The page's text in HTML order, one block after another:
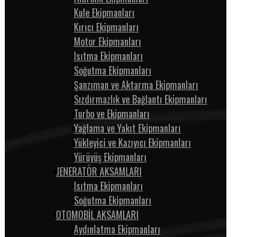
Kule Ekipmanları
Kırıcı Ekipmanları
Motor Ekipmanları
Isıtma Ekipmanları
Soğutma Ekipmanları
Şanzıman ve Aktarma Ekipmanları
Sızdırmazlık ve Bağlantı Ekipmanları
Turbo ve Ekipmanları
Yağlama ve Yakıt Ekipmanları
Yükleyici ve Kazıyıcı Ekipmanları
Yürüyüş Ekipmanları
JENERATÖR AKSAMLARI
Isıtma Ekipmanları
Soğutma Ekipmanları
OTOMOBİL AKSAMLARI
Aydınlatma Ekipmanları